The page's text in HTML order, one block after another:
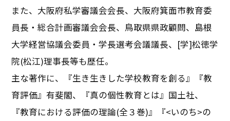
また、大阪府私学審議会会長、大阪府箕面市教育委
員長・総合計画審議会会長、鳥取県県政顧問、島根
大学経営協議会委員・学長選考会議議長、[学]松徳学
院(松江)理事長等も歴任。
主な著作に、『生き生きした学校教育を創る』『教
育評価』有斐閣、『真の個性教育とは』国土社、
『教育における評価の理論(全３巻)』『<いのち>の